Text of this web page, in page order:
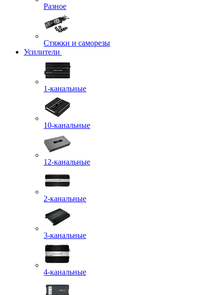
Разное
Стяжки и саморезы
Усилители
1-канальные
10-канальные
12-канальные
2-канальные
3-канальные
4-канальные